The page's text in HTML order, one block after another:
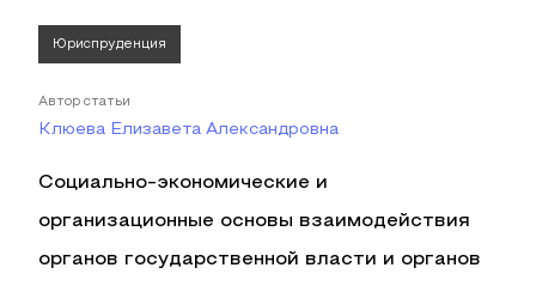
Юриспруденция
Автор статьи
Клюева Елизавета Александровна
Социально-экономические и
организационные основы взаимодействия
органов государственной власти и органов